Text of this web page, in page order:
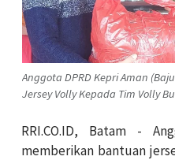
Anggota DPRD Kepri Aman
Jersey Volly Kepada Tim Volly
RRI.CO.ID, Batam -
memberikan bantuan